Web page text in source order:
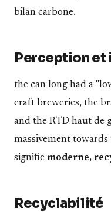
bilan carbone.
Perception et
the can long had a
craft breweries, the
and the RTD haut de
massivement
signifie moderne,
Recyclabilité